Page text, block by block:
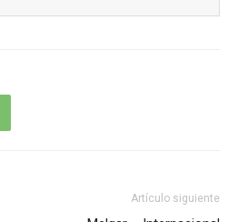
Artículo siguiente